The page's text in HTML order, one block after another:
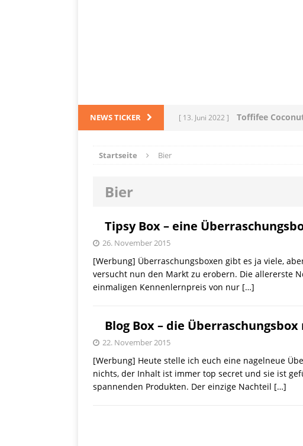
NEWS TICKER [ 13. Juni 2022 ] Toffifee
Mittelmeerraum
[ 11. Oktober 2021 ] Halloween
[ 10. April 2021 ] my Time –
[ 9. Februar 2021 ] W.K. Kellogg
Startseite Bier
Bier
Tipsy Box – eine
26. November 2015
[Werbung] Überraschungsboxen gibt es ja viele,
versucht nun den Markt zu erobern. Die allererste
einmaligen Kennenlernpreis von nur […]
Blog Box – die
22. November 2015
[Werbung] Heute stelle ich euch eine nagelneue
nichts, der Inhalt ist immer top secret und sie ist
spannenden Produkten. Der einzige Nachteil […]